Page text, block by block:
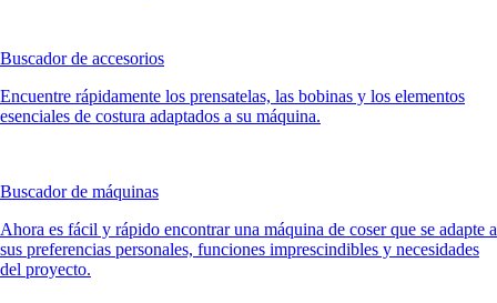
Buscador de accesorios
Encuentre rápidamente los prensatelas, las bobinas y los elementos
esenciales de costura adaptados a su máquina.
Buscador de máquinas
Ahora es fácil y rápido encontrar una máquina de coser que se adapte a
sus preferencias personales, funciones imprescindibles y necesidades
del proyecto.